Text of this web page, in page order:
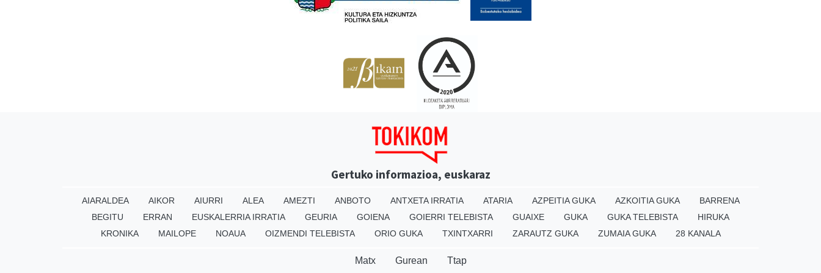
Gertuko informazioa, euskaraz
AIARALDEA AIKOR AIURRI ALEA AMEZTI ANBOTO ANTXETA IRRATIA ATARIA AZPEITIA GUKA AZKOITIA GUKA
BARRENA
BEGITU
ERRAN EUSKALERRIA IRRATIA GEURIA GOIENA GOIERRI TELEBISTA GUAIXE GUKA GUKA TELEBISTA
HIRUKA
KRONIKA
MAILOPE NOAUA OIZMENDI TELEBISTA ORIO GUKA TXINTXARRI ZARAUTZ GUKA ZUMAIA GUKA 28 KANALA
Matx Gurean Ttap